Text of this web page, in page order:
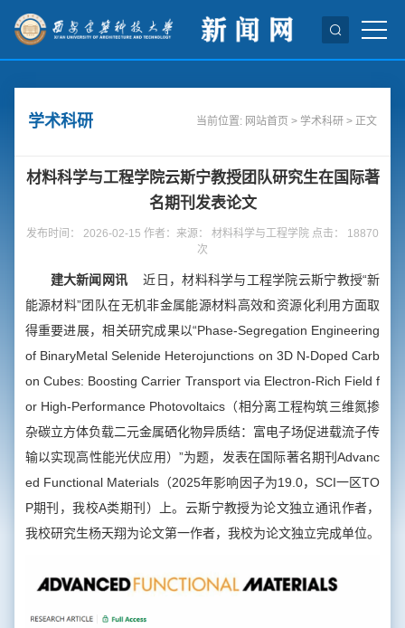
学术科研 当前位置: 网站首页 >学术科研 > 正文
​材料科学与工程学院云斯宁教授团队研究生在国际著
名期刊发表论文
发布时间： 2026-02-15 作者：来源： 材料科学与工程学院 点击： 18870
次
建大新闻网讯 近日，材料科学与工程学院云斯宁教授“新
能源材料”团队在无机非金属能源材料高效和资源化利用方面取
得重要进展，相关研究成果以“Phase-Segregation Engineering
of BinaryMetal Selenide Heterojunctions on 3D N-Doped Carb
on Cubes: Boosting Carrier Transport via Electron-Rich Field f
or High-Performance Photovoltaics （相分离工程构筑三维氮掺
杂碳立方体负载二元金属硒化物异质结：富电子场促进载流子传
输以实现高性能光伏应用）”为题，发表在国际著名期刊Advanc
ed Functional Materials（2025年影响因子为19.0，SCI一区TO
P期刊，我校A类期刊）上。云斯宁教授为论文独立通讯作者，
我校研究生杨天翔为论文第一作者，我校为论文独立完成单位。